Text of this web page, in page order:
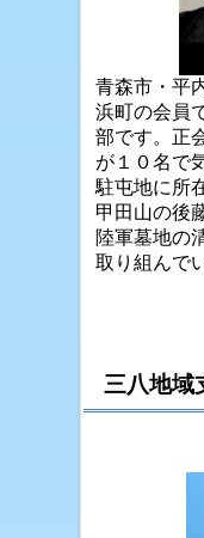
青森市・平
浜町の会員
部です。正
が１０名で
駐屯地に所
甲田山の後
陸軍墓地の
取り組んで
三八地